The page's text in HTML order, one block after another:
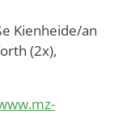
Kienheide/an
(2x),